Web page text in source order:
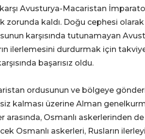
Avusturya-Macaristan
zorunda kaldı. Doğu cephesi
karşısında tutunamayan
ilerlemesini durdurmak için
başarısız oldu.
ordusunun ve bölgeye
kalması üzerine Alman
arasında, Osmanlı askerlerinden
Osmanlı askerleri, Rusların